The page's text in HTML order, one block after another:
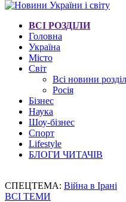
ВСІ РОЗДІЛИ
Головна
Україна
Місто
Світ
Всі новини
Росія
Бізнес
Наука
Шоу-бізнес
Спорт
Lifestyle
БЛОГИ ЧИТАЧІВ
СПЕЦТЕМА: Війна в Ірані
ВСІ ТЕМИ